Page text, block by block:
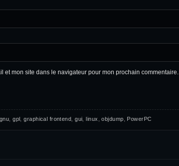
et mon site dans le navigateur pour mon prochain commentaire.
gnu ,gpl ,graphical frontend ,gui ,linux ,objdump PowerPC